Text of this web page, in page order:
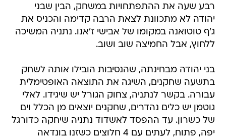
רבע שעה את ההתפתחויות במשחק, הבין שבני
יהודה לא מתכוונת לצאת הרבה קדימה והכניס את
ג'ף טוטואנה במקומו של אבישי ז'אנו. נתניה המשיכה
ללחוץ, אבל החמיצה שוב ושוב.
בני יהודה מבחינתה, שהנסיבות הובילו אותה לשחק
בתשעה שחקנים, השיגה את התוצאה האופטימלית
עבורה. בקשר לנתניה, צחוק הגורל יש שיגידו. לאלי
גוטמן יש כלים נהדרים, שחקנים יוצאים מן הכלל וים
של כשרון. עד ההפסד לאשדוד נתניה שיחקה כדורגל
יפה, פתוח, לעתים עם 4 חלוצים כשזנו בונדאה